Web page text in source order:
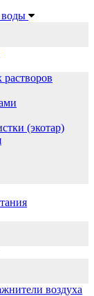
воды
(экотар)
воздуха